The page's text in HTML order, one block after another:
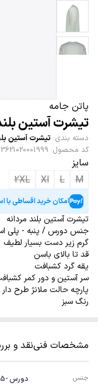
پاتن جامه
تیشرت آستین
دسته بندی: تیشرت آستین
کد محصول:
سایز
M
L
Xl
2XL
امکان خرید اقساطی با
تیشرت آستین بلند مردانه
جنس دورس / پنبه - پلی
گرم زیر دست بسیار لطیف
قد تا بالای باسن
یقه گرد کشبافت
سر آستین و دور کمر
پارچه حالت ملانژ طرح دار
رنگ سبز
مشخصات فنینقد و
جنس دورس -65 درصد پنبه/35 درصد پلی استر